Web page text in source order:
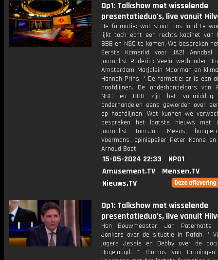
Op1: Talkshow met wisselende
presentatieduo's, live vanuit
De formatie: wat staat ons land te
lijkt toch echt een rechts kabinet van
BBB en NSC te komen. We bespreken
Eerste Kamerlid voor JA21 Annabel
journalist Roderick Veelo, wethouder
Amsterdam Marjolein Moorman en
Hannah Prins. * De formatie: er is een
hoofdlijnen. De onderhandelaars van
NSC en BBB zijn het
onderhandelen eens geworden over
op hoofdlijnen. Wat kunnen we
bespreken het laatste nieuws met
journalist Tom-Jan Meeus,
Voermans, opiniepeiler Peter Kanne en
Arnoud Boot.
15-05-2024 22:33
NPO1
Amusement.TV
Mensen.TV
Nieuws.TV
Op1: Talkshow met wisselende
presentatieduo's, live vanuit
Han Bouwmeester, Jan Paternotte
Jonkers over de situatie in Rafah. *
jagers Jessie en Debby over de
Opgejaagd. * Thomas van